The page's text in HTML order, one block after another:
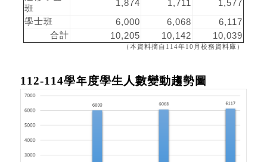
班
1,874 1,711
1,577
學士班
6,000 6,068
6,117
合計
10,205 10,142 10,039
（本資料摘自114年10月校務資料庫）
112-114學年度學生人數變動趨勢圖